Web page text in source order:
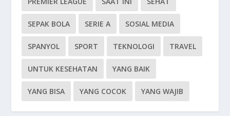
SEPAK BOLA SERIE A SOSIAL MEDIA
SPANYOL SPORT TEKNOLOGI TRAVEL
UNTUK KESEHATAN YANG BAIK
YANG BISA YANG COCOK YANG WAJIB